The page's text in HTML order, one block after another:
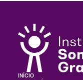
INÍCIO